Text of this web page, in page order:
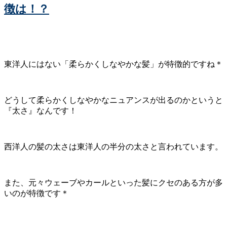
徴は！？
東洋人にはない「柔らかくしなやかな髪」が特徴的ですね＊
どうして柔らかくしなやかなニュアンスが出るのかというと
『太さ』なんです！
西洋人の髪の太さは東洋人の半分の太さと言われています。
また、元々ウェーブやカールといった髪にクセのある方が多
いのが特徴です＊